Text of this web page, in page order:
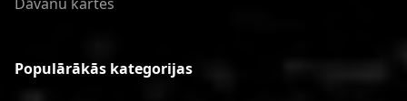
Populārākās kategorijas